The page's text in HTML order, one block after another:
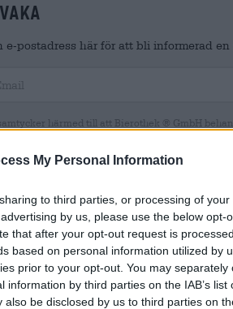
My Personal Information
to third parties, or processing of
by us, please use the below opt-
that after your opt-out request is
based on personal information utilized by
prior to your opt-out. You may separately
by third parties on the IAB’s list
be disclosed by us to third parties on
e-postadress här för att bli informerad
härmed till att Bierothek ® GmbH
Detta kundkonto ger en överblick och kontroll
om att jag när som helst kan återkalla
till shop@bierothek.de. Vi informerar dig
av den behandling som utförs på grundval av
lagstadgad moms. Plus Frakt
punktskatt